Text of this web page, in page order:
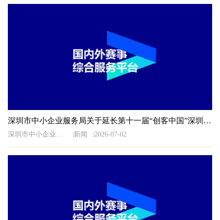
深圳市中小企业服务局关于延长第十一届“创客中国”深圳市中小企业创新创业大赛暨“专精特新”企业创新创业大赛报名时间的通知
深圳市中小企业服务局 新闻 2026-07-02